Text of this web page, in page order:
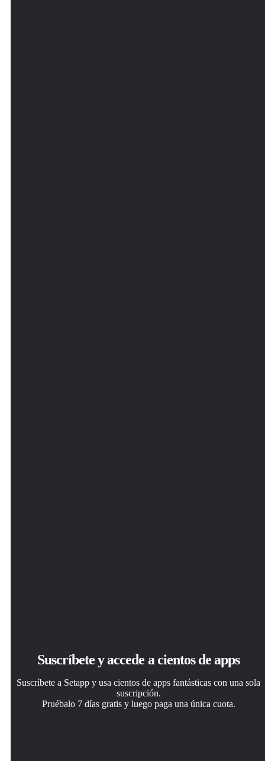
Suscríbete y accede a cientos de apps
Suscríbete a Setapp y usa cientos de apps fantásticas con una sola
suscripción.
Pruébalo 7 días gratis y luego paga una única cuota.